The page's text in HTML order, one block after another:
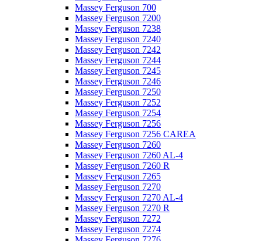
Massey Ferguson 700
Massey Ferguson 7200
Massey Ferguson 7238
Massey Ferguson 7240
Massey Ferguson 7242
Massey Ferguson 7244
Massey Ferguson 7245
Massey Ferguson 7246
Massey Ferguson 7250
Massey Ferguson 7252
Massey Ferguson 7254
Massey Ferguson 7256
Massey Ferguson 7256 CAREA
Massey Ferguson 7260
Massey Ferguson 7260 AL-4
Massey Ferguson 7260 R
Massey Ferguson 7265
Massey Ferguson 7270
Massey Ferguson 7270 AL-4
Massey Ferguson 7270 R
Massey Ferguson 7272
Massey Ferguson 7274